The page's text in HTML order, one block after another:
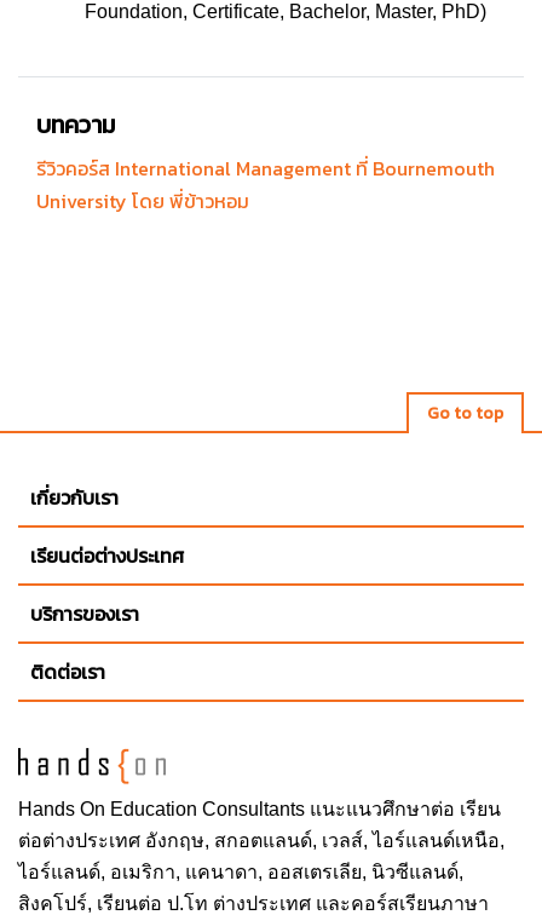
Foundation, Certificate, Bachelor, Master, PhD)
บทความ
รีวิวคอร์ส International Management ที่ Bournemouth
University โดย พี่ข้าวหอม
Go to top
Hands On Education Consultants แนะแนวศึกษาต่อ เรียน
ต่อต่างประเทศ อังกฤษ, สกอตแลนด์, เวลส์, ไอร์แลนด์เหนือ,
ไอร์แลนด์, อเมริกา, แคนาดา, ออสเตรเลีย, นิวซีแลนด์,
สิงคโปร์, เรียนต่อ ป.โท ต่างประเทศ และคอร์สเรียนภาษา
เกี่ยวกับเรา
เรียนต่อต่างประเทศ
บริการของเรา
ติดต่อเรา